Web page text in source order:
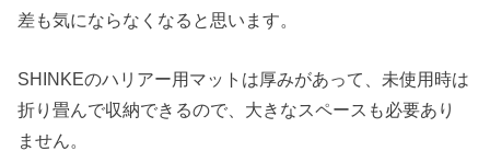
差も気にならなくなると思います。
SHINKEのハリアー用マットは厚みがあって、未使用時は
折り畳んで収納できるので、大きなスペースも必要あり
ません。